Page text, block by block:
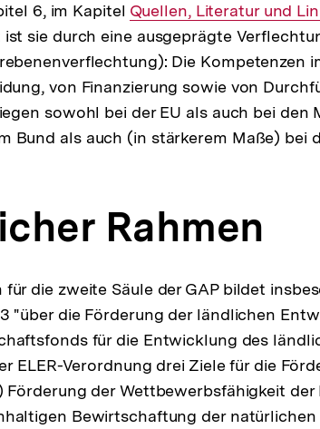
6, im Kapitel Interner
Link:
Quellen, Literatur und
sie durch eine ausgeprägte
Die Kompetenzen
von Finanzierung sowie von
sowohl bei der EU als auch bei den
Bund als auch (in stärkerem Maße) bei
Rahmen
die zweite Säule der GAP bildet
"über die Förderung der ländlichen
für die Entwicklung des
ELER-Verordnung drei Ziele für die
Förderung der Wettbewerbsfähigkeit
Bewirtschaftung der natürlichen